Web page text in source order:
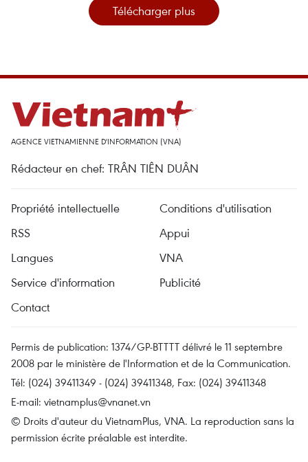
Télécharger plus
AGENCE VIETNAMIENNE D'INFORMATION (VNA)
Rédacteur en chef: TRÂN TIÊN DUÂN
Propriété intellectuelle
Conditions d'utilisation
RSS
Appui
Langues
VNA
Service d'information
Publicité
Contact
Permis de publication: 1374/GP-BTTTT délivré le 11 septembre
2008 par le ministère de l'Information et de la Communication.
Tél: (024) 39411349 - (024) 39411348, Fax: (024) 39411348
E-mail: vietnamplus@vnanet.vn
© Droits d'auteur du VietnamPlus, VNA. La reproduction sans la
permission écrite préalable est interdite.